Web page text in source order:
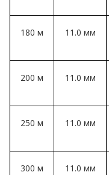
180 м 11.0 мм
200 м 11.0 мм
250 м 11.0 мм
300 м 11.0 мм